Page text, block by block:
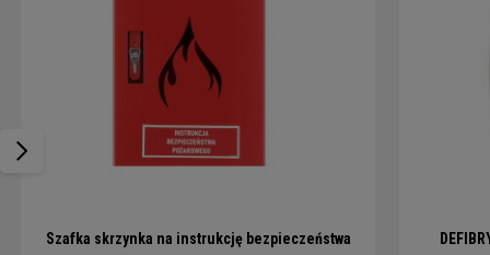
Szafka skrzynka na instrukcję bezpieczeństwa